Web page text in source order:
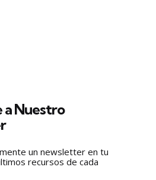
a Nuestro
un newsletter en tu
recursos de cada